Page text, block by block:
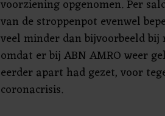
voorziening opgenomen. Per
van de stroppenpot evenwel
veel minder dan bijvoorbeeld
omdat er bij ABN AMRO weer
eerder apart had gezet, voor
coronacrisis.